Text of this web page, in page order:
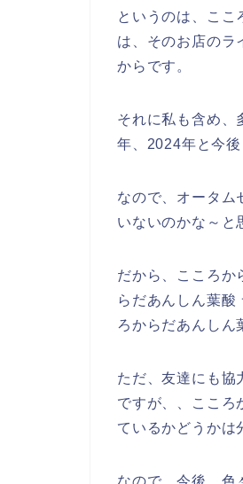
というのは、ここ
は、そのお店のラ
からです。
それに私も含め、
年、2024年と今
なので、オータム
いないのかな～と
だから、こころか
らだあんしん葉酸
ろからだあんしん
ただ、友達にも協
ですが、、こころ
ているかどうかは